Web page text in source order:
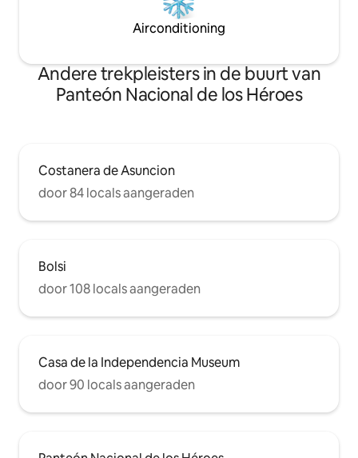
Airconditioning
Andere trekpleisters in de buurt van
Panteón Nacional de los Héroes
Costanera de Asuncion
door 84 locals aangeraden
Bolsi
door 108 locals aangeraden
Casa de la Independencia Museum
door 90 locals aangeraden